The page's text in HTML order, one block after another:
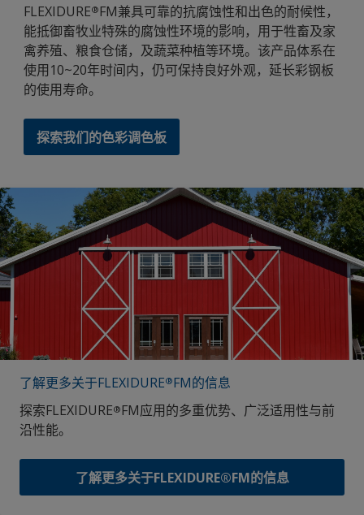
FLEXIDURE®FM兼具可靠的抗腐蚀性和出色的耐候性，
能抵御畜牧业特殊的腐蚀性环境的影响，用于牲畜及家
禽养殖、粮食仓储，及蔬菜种植等环境。该产品体系在
使用10~20年时间内，仍可保持良好外观，延长彩钢板
的使用寿命。
探索我们的色彩调色板
了解更多关于FLEXIDURE®FM的信息
探索FLEXIDURE®FM应用的多重优势、广泛适用性与前
沿性能。
了解更多关于FLEXIDURE®FM的信息